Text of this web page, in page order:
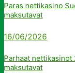
Paras nettikasino
maksutavat
16/06/2026
Parhaat
maksutavat